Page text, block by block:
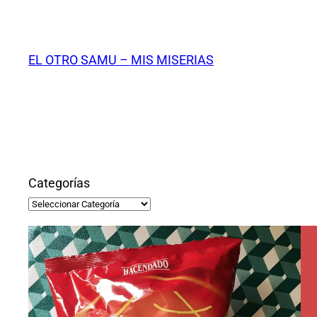
contenido
EL OTRO SAMU – MIS MISERIAS
Categorías